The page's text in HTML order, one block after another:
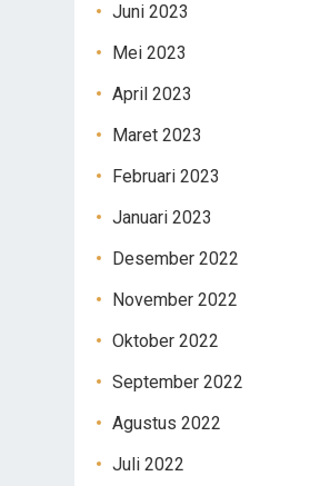
Juni 2023
Mei 2023
April 2023
Maret 2023
Februari 2023
Januari 2023
Desember 2022
November 2022
Oktober 2022
September 2022
Agustus 2022
Juli 2022